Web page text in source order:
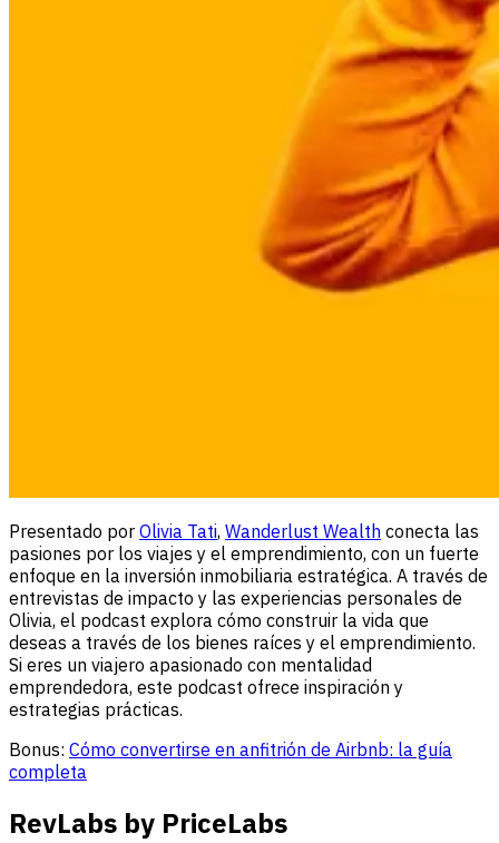
Presentado por Olivia Tati, Wanderlust Wealth conecta las
pasiones por los viajes y el emprendimiento, con un fuerte
enfoque en la inversión inmobiliaria estratégica. A través de
entrevistas de impacto y las experiencias personales de
Olivia, el podcast explora cómo construir la vida que
deseas a través de los bienes raíces y el emprendimiento.
Si eres un viajero apasionado con mentalidad
emprendedora, este podcast ofrece inspiración y
estrategias prácticas.
Bonus: Cómo convertirse en anfitrión de Airbnb: la guía
completa
RevLabs by PriceLabs